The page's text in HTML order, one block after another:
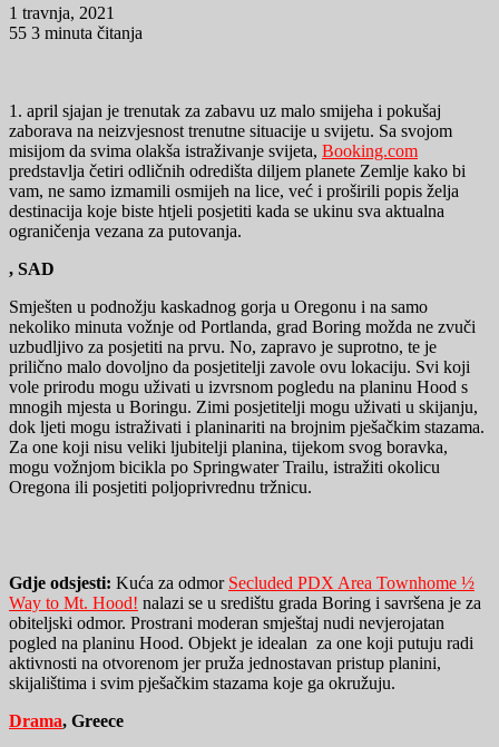
1 travnja, 2021
55 3 minuta čitanja
1. april sjajan je trenutak za zabavu uz malo smijeha i pokušaj
zaborava na neizvjesnost trenutne situacije u svijetu. Sa svojom
misijom da svima olakša istraživanje svijeta, Booking.com
predstavlja četiri odličnih odredišta diljem planete Zemlje kako bi
vam, ne samo izmamili osmijeh na lice, već i proširili popis želja
destinacija koje biste htjeli posjetiti kada se ukinu sva aktualna
ograničenja vezana za putovanja.
, SAD
Smješten u podnožju kaskadnog gorja u Oregonu i na samo
nekoliko minuta vožnje od Portlanda, grad Boring možda ne zvuči
uzbudljivo za posjetiti na prvu. No, zapravo je suprotno, te je
prilično malo dovoljno da posjetitelji zavole ovu lokaciju. Svi koji
vole prirodu mogu uživati ​​u izvrsnom pogledu na planinu Hood s
mnogih mjesta u Boringu. Zimi posjetitelji mogu uživati ​​u skijanju,
dok ljeti mogu istraživati ​​i planinariti na brojnim pješačkim stazama.
Za one koji nisu veliki ljubitelji planina, tijekom svog boravka,
mogu vožnjom bicikla po Springwater Trailu, istražiti okolicu
Oregona ili posjetiti poljoprivrednu tržnicu.
Gdje odsjesti: Kuća za odmor Secluded PDX Area Townhome ½
Way to Mt. Hood! nalazi se u središtu grada Boring i savršena je za
obiteljski odmor. Prostrani moderan smještaj nudi nevjerojatan
pogled na planinu Hood. Objekt je idealan za one koji putuju radi
aktivnosti na otvorenom jer pruža jednostavan pristup planini,
skijalištima i svim pješačkim stazama koje ga okružuju.
Drama, Greece